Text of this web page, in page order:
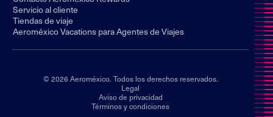
Servicio al cliente
Tiendas de viaje
Aeroméxico Vacations para Agentes de Viajes
© 2026 Aeroméxico. Todos los derechos reservados.
Legal
Aviso de privacidad
Términos y condiciones